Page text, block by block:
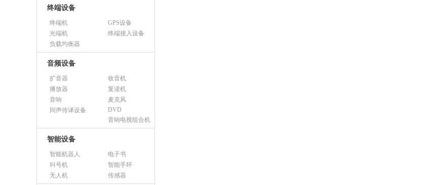
终端设备
终端机
GPS设备
光端机
终端接入设备
负载均衡器
音频设备
扩音器
收音机
播放器
复读机
音响
麦克风
同声传译设备
DVD
音响电视组合机
智能设备
智能机器人
电子书
叫号机
智能手环
无人机
传感器